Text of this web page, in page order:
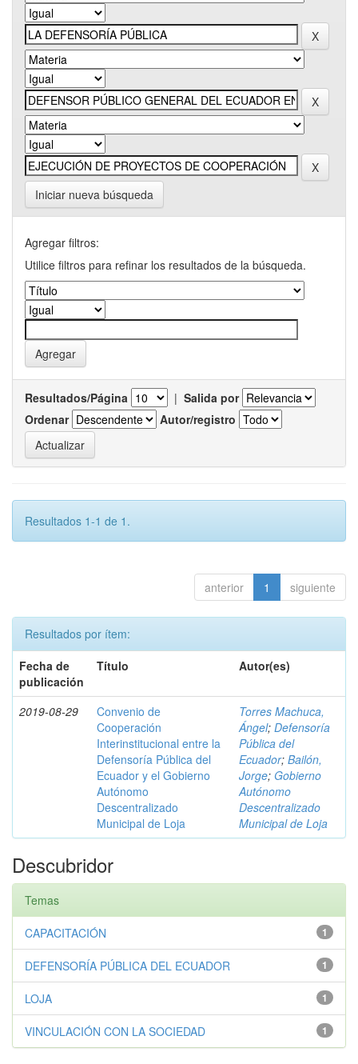
Iniciar nueva búsqueda
Agregar filtros:
Utilice filtros para refinar los resultados de la búsqueda.
Resultados/Página | Salida por
Ordenar
Autor/registro
Resultados 1-1 de 1.
anterior 1 siguiente
Resultados por ítem:
Fecha de
publicación
Título Autor(es)
2019-08-29
Convenio de
Cooperación
Interinstitucional entre la
Defensoría Pública del
Ecuador y el Gobierno
Autónomo
Descentralizado
Municipal de Loja
Torres Machuca,
Ángel; Defensoría
Pública del
Ecuador; Bailón,
Jorge; Gobierno
Autónomo
Descentralizado
Municipal de Loja
Descubridor
Temas
1
CAPACITACIÓN
1
DEFENSORÍA PÚBLICA DEL ECUADOR
1
LOJA
1
VINCULACIÓN CON LA SOCIEDAD